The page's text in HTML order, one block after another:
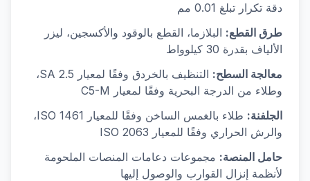
دقة تكرار تبلغ 0.01 مم
طرق القطع: البلازما، القطع بالوقود والأكسجين، ليزر
الألياف بقدرة 30 كيلوواط
معالجة السطح:
التنظيف بالخردق وفقًا لمعيار SA 2.5،
وطلاء من الدرجة البحرية وفقًا لمعيار C5-M
الجلفنة:
طلاء بالغمس الساخن وفقًا للمعيار ISO 1461،
والرش الحراري وفقًا للمعيار ISO 2063
حامل المنصة: مجموعات دعامات المنصات الملحومة
لأنظمة إنزال القوارب والوصول إليها